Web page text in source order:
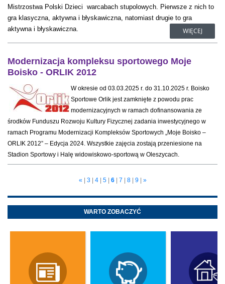
Mistrzostwa Polski Dzieci warcabach stupolowych. Pierwsze z nich to
gra klasyczna, aktywna i błyskawiczna, natomiast drugie to gra
aktywna i błyskawiczna.
WIĘCEJ
Modernizacja kompleksu sportowego Moje
Boisko - ORLIK 2012
W okresie od 03.03.2025 r. do 31.10.2025 r. Boisko
Sportowe Orlik jest zamknięte z powodu prac
modernizacyjnych w ramach dofinansowania ze
środków Funduszu Rozwoju Kultury Fizycznej zadania inwestycyjnego w
ramach Programu Modernizacji Kompleksów Sportowych „Moje Boisko –
ORLIK 2012” – Edycja 2024. Wszystkie zajęcia zostają przeniesione na
Stadion Sportowy i Halę widowiskowo-sportową w Oleszycach.
« 3| 4| 5| 6| 7 8| 9| »
WARTO ZOBACZYĆ